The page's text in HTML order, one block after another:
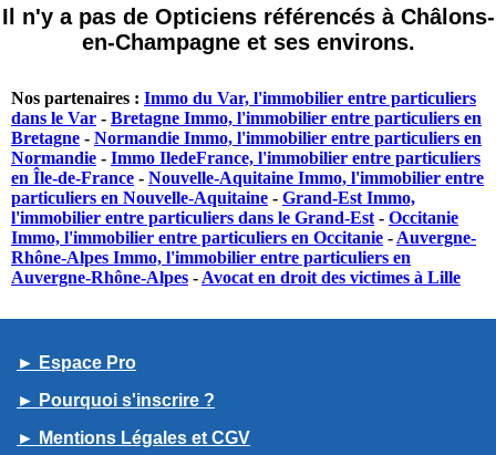
Il n'y a pas de Opticiens référencés à Châlons-
en-Champagne et ses environs.
Nos partenaires : Immo du Var, l'immobilier entre particuliers
dans le Var - Bretagne Immo, l'immobilier entre particuliers en
Bretagne - Normandie Immo, l'immobilier entre particuliers en
Normandie - Immo IledeFrance, l'immobilier entre particuliers
en Île-de-France - Nouvelle-Aquitaine Immo, l'immobilier entre
particuliers en Nouvelle-Aquitaine - Grand-Est Immo,
l'immobilier entre particuliers dans le Grand-Est - Occitanie
Immo, l'immobilier entre particuliers en Occitanie - Auvergne-
Rhône-Alpes Immo, l'immobilier entre particuliers en
Auvergne-Rhône-Alpes - Avocat en droit des victimes à Lille
► Espace Pro
► Pourquoi s'inscrire ?
► Mentions Légales et CGV